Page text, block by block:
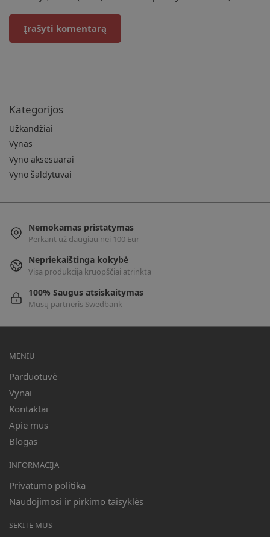
Kategorijos
Užkandžiai
Vynas
Vyno aksesuarai
Vyno šaldytuvai
Nemokamas pristatymas
Perkant už daugiau nei 100 Eur
Nepriekaištinga kokybė
Visa produkcija kruopščiai atrinkta
100% Saugus atsiskaitymas
Mūsų partneris Swedbank
MENIU
Parduotuvė
Vynai
Kontaktai
Apie mus
Blogas
INFORMACIJA
Privatumo politika
Naudojimosi ir pirkimo taisyklės
SEKITE MUS